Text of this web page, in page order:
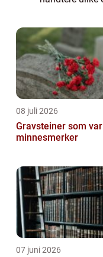
ta i
08 juli 2026
Gravsteiner som
minnesmerker
07 juni 2026